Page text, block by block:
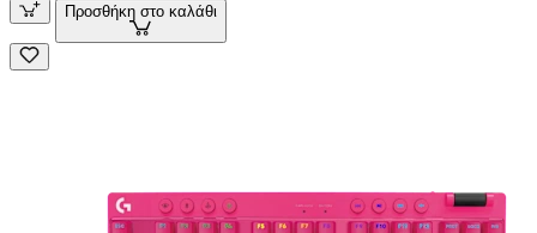
Προσθήκη στο καλάθι